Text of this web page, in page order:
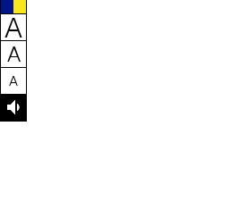
A
A
A